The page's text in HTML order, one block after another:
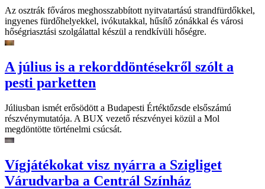
Az osztrák főváros meghosszabbított nyitvatartású strandfürdőkkel,
ingyenes fürdőhelyekkel, ivókutakkal, hűsítő zónákkal és városi
hőségriasztási szolgálattal készül a rendkívüli hőségre.
A július is a rekorddöntésekről szólt a
pesti parketten
Júliusban ismét erősödött a Budapesti Értéktőzsde elsőszámú
részvénymutatója. A BUX vezető részvényei közül a Mol
megdöntötte történelmi csúcsát.
Vígjátékokat visz nyárra a Szigliget
Várudvarba a Centrál Színház